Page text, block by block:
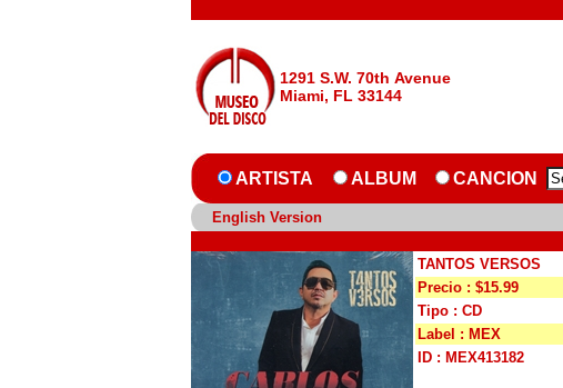
1291 S.W. 70th Avenue
Miami, FL 33144
ARTISTA ALBUM CANCION
English Version
TANTOS VERSOS
Precio : $15.99
Tipo : CD
Label : MEX
ID : MEX413182